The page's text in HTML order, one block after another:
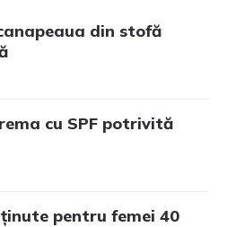
din stofă
cu SPF potrivită
ținute pentru femei 40